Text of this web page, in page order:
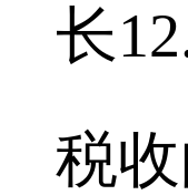
长
税